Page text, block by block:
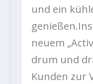
und ein
neuem
drum und
Kunden zur